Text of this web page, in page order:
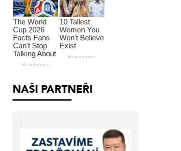
NAŠI PARTNEŘI